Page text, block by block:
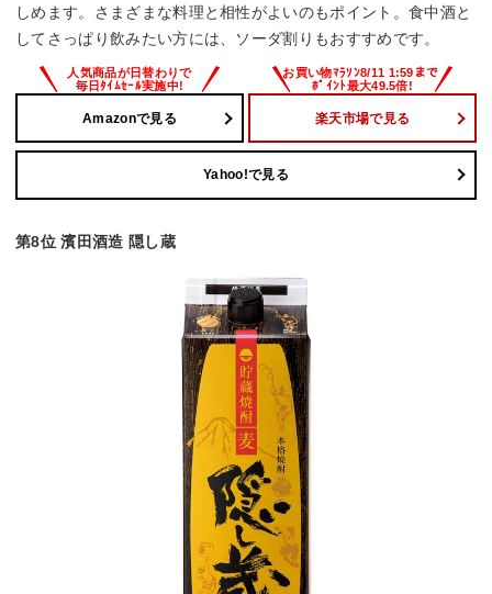
しめます。さまざまな料理と相性がよいのもポイント。食中酒と
してさっぱり飲みたい方には、ソーダ割りもおすすめです。
Amazonで見る 楽天市場で見る
Yahoo!で見る
第8位 濱田酒造 隠し蔵